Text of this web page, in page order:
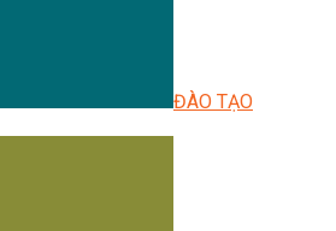
ĐÀO TẠO